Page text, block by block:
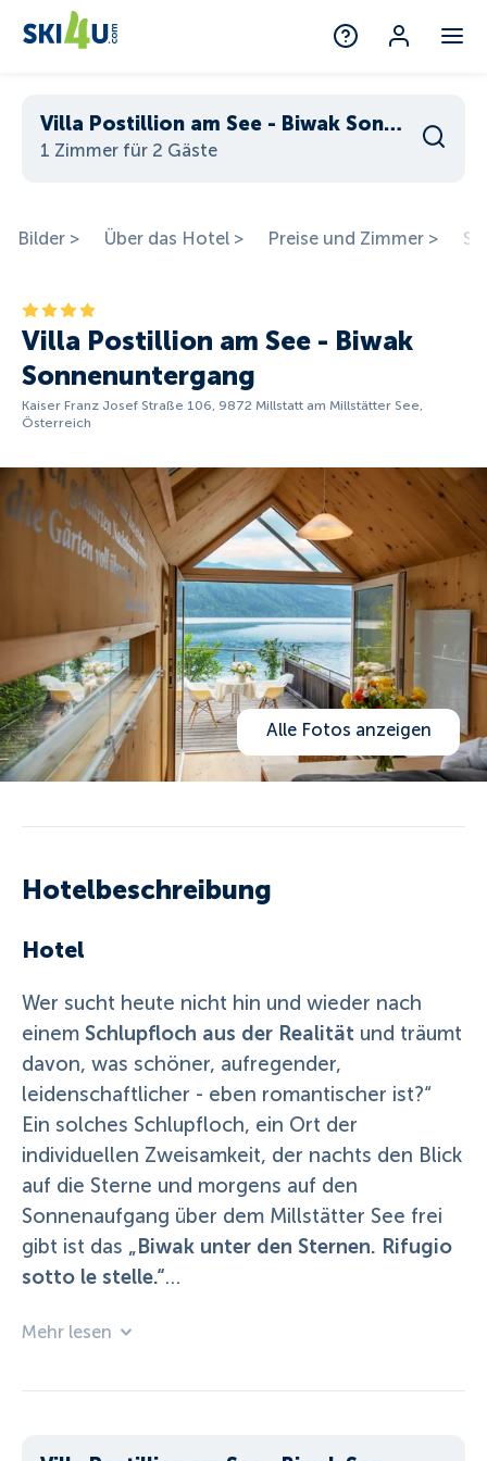
Villa Postillion am See - Biwak Sonnenuntergang
1 Zimmer für 2 Gäste
Bilder > Über das Hotel > Preise und Zimmer >
Villa Postillion am See - Biwak
Sonnenuntergang
Kaiser Franz Josef Straße 106, 9872 Millstatt am Millstätter See,
Österreich
Alle Fotos anzeigen
Hotelbeschreibung
Hotel
Wer sucht heute nicht hin und wieder nach
einem Schlupfloch aus der Realität und träumt
davon, was schöner, aufregender,
leidenschaftlicher - eben romantischer ist?“
Ein solches Schlupfloch, ein Ort der
individuellen Zweisamkeit, der nachts den Blick
auf die Sterne und morgens auf den
Sonnenaufgang über dem Millstätter See frei
gibt ist das „Biwak unter den Sternen. Rifugio
sotto le stelle.“
Am Strand, wo die Wellen des Millstätter Sees
Mehr lesen